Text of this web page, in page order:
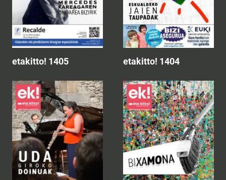
etakitto! 1405 etakitto! 1404